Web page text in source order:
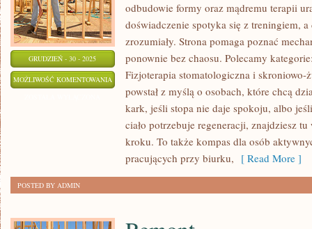
GRUDZIEŃ - 30 - 2025
MOŻLIWOŚĆ KOMENTOWANIA ORTOPEDIA
MINIMALNIE
INWAZYJNA
odbudowie formy oraz mądremu terapii
doświadczenie spotyka się z treningiem,
zrozumiały. Strona pomaga poznać
ponownie bez chaosu. Polecamy
Fizjoterapia stomatologiczna i
powstał z myślą o osobach, które chcą
kark, jeśli stopa nie daje spokoju, albo
ciało potrzebuje regeneracji, znajdziesz
kroku. To także kompas dla osób
pracujących przy biurku, [ Read More ]
POSTED BY ADMIN